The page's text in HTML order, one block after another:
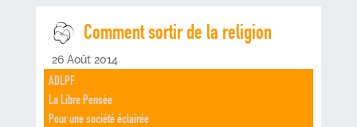
Comment sortir de la religion
26 Août 2014
ADLPF
La Libre Pensée
Pour une société éclairée